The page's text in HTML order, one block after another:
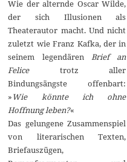
Wie der alternde Oscar Wilde,
der sich Illusionen als
Theaterautor macht. Und nicht
zuletzt wie Franz Kafka, der in
seinem legendärenBrief an
Felicetrotz aller
Bindungsängste offenbart:
»Wie könnte ich ohne
Hoffnung leben?«
Das gelungene Zusammenspiel
von literarischen Texten,
Briefauszügen,